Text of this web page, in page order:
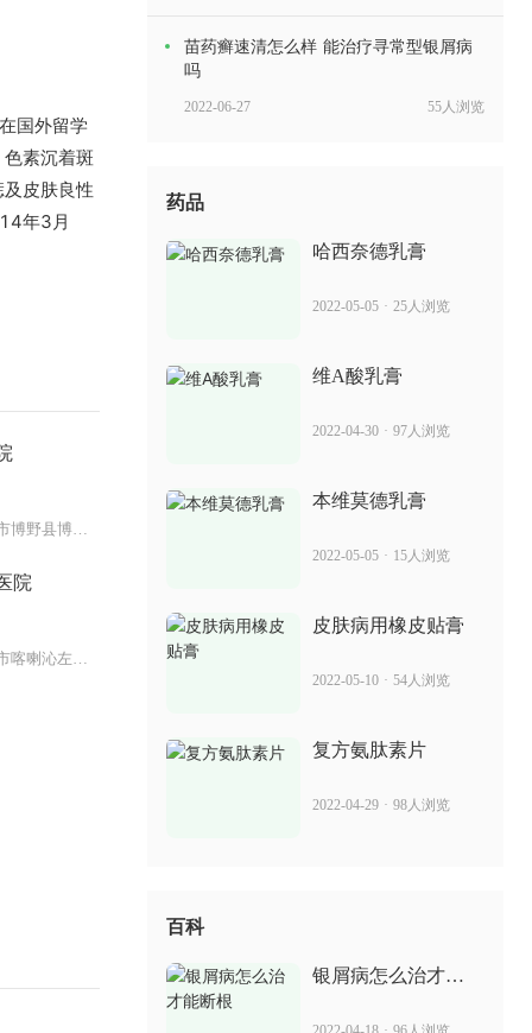
国外留学
素沉着斑
皮肤良性
年3月
河北省保定市博野县博兴中路88号
院
辽宁省朝阳市喀喇沁左翼蒙古族自
苗药癣速清怎么样 能治疗寻常型银屑病
吗
2022-06-27 55人浏览
克银丸效果 治疗银屑病的效果
药品
哈西奈德乳膏
2022-05-05 · 25人浏览
维A酸乳膏
2022-04-30 · 97人浏览
本维莫德乳膏
2022-05-05 · 15人浏览
皮肤病用橡皮贴膏
2022-05-10 · 54人浏览
复方氨肽素片
2022-04-29 · 98人浏览
百科
银屑病怎么治才能